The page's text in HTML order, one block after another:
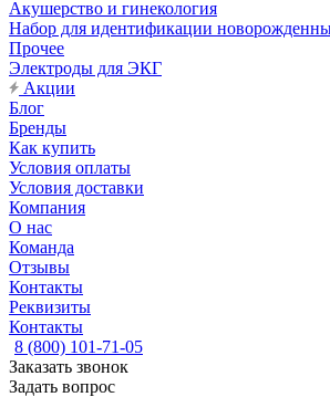
Акушерство и гинекология
Набор для идентификации
Прочее
Электроды для ЭКГ
Акции
Блог
Бренды
Как купить
Условия оплаты
Условия доставки
Компания
О нас
Команда
Отзывы
Контакты
Реквизиты
Контакты
8 (800) 101-71-05
Заказать звонок
Задать вопрос